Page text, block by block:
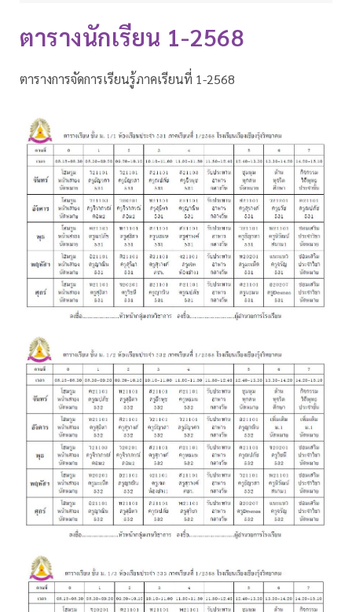
ตารางนักเรียน 1-2568
ตารางการจัดการเรียนรู้ภาคเรียนที่ 1-2568